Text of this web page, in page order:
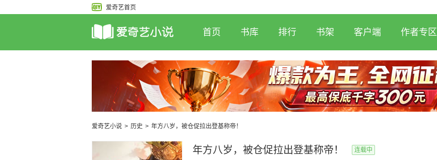
爱奇艺首页
首页 书库 排行 书架 客户端 作者专区
爱奇艺小说 > 历史 > 年方八岁，被仓促拉出登基称帝！
年方八岁，被仓促拉出登基称帝！ 连载中